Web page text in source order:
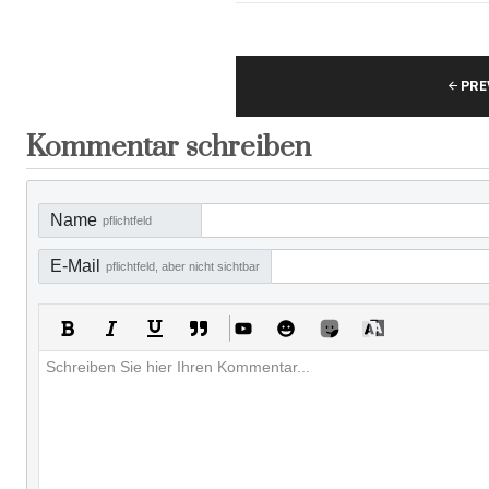
Kommentar schreiben
Name pflichtfeld
E-Mail pflichtfeld, aber nicht sichtbar